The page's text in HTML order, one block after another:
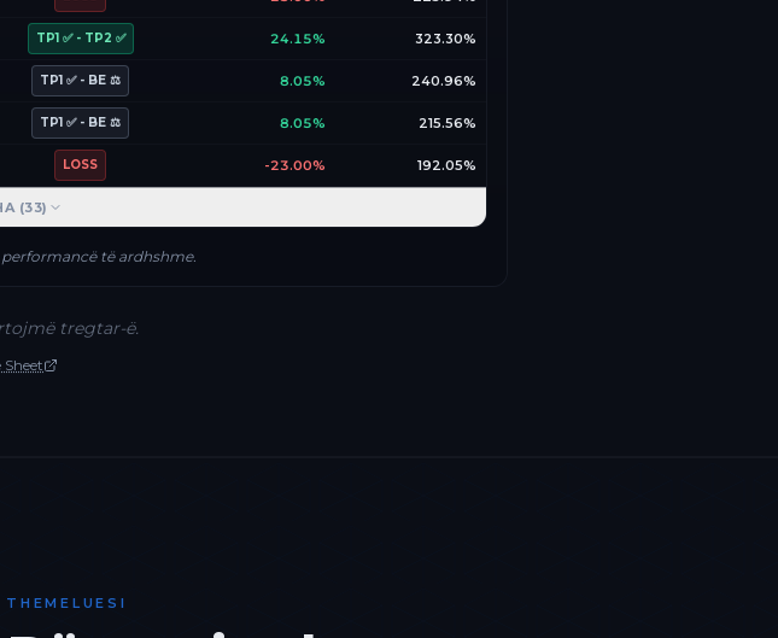
TP1 ✅ - TP2 ✅ 24.15% 323.30%
TP1 ✅ - BE ⚖️ 8.05% 240.96%
TP1 ✅ - BE ⚖️ 8.05% 215.56%
LOSS -23.00% 192.05%
(33)
të ardhshme.
tregtar-ë.
THEMELUESI